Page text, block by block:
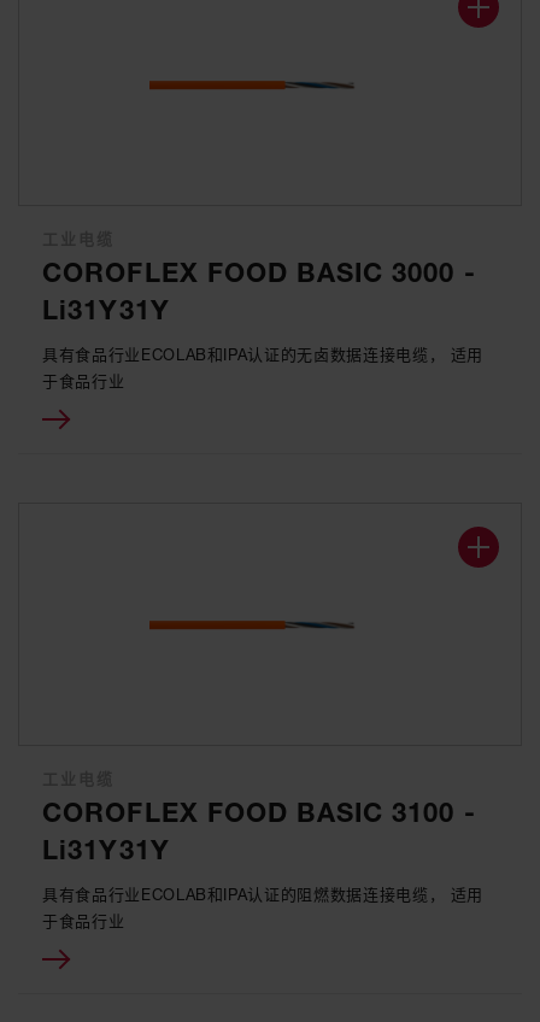
COROFLEX FOOD BASIC 3000 -
Li31Y31Y
具有食品行业ECOLAB和IPA认证的无卤数据连接电缆， 适用
于食品行业
COROFLEX FOOD BASIC 3100 -
Li31Y31Y
具有食品行业ECOLAB和IPA认证的阻燃数据连接电缆， 适用
于食品行业